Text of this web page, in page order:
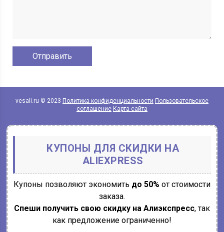
vesali.ru © 2023 Политика конфиденциальности Пользовательское
соглашение Карта сайта
КУПОНЫ ДЛЯ СКИДКИ НА
ALIEXPRESS
Купоны позволяют экономить до 50% от стоимости
заказа.
Спеши получить свою скидку на Алиэкспресс, так
как предложение ограниченно!